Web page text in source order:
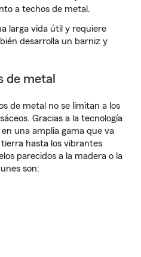
a techos de metal.
larga vida útil y requiere
desarrolla un barniz y
de metal
de metal no se limitan a los
Gracias a la tecnología
una amplia gama que va
hasta los vibrantes
parecidos a la madera o la
son: